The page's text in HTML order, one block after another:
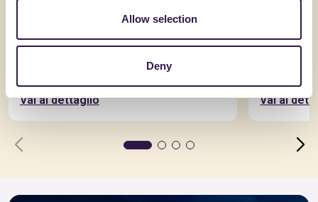
Allow selection
Deny
AQUILAPREM SRL
Vai al dettaglio Vai al